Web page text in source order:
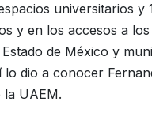
universitarios
y en los accesos a
de México y
lo dio a conocer
la UAEM.